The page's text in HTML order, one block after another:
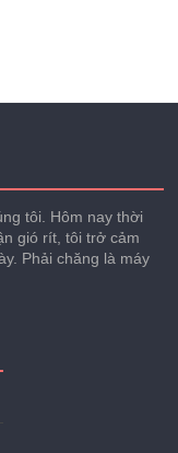
tôi. Hôm nay thời
gió rít, tôi trở cảm
Phải chăng là máy